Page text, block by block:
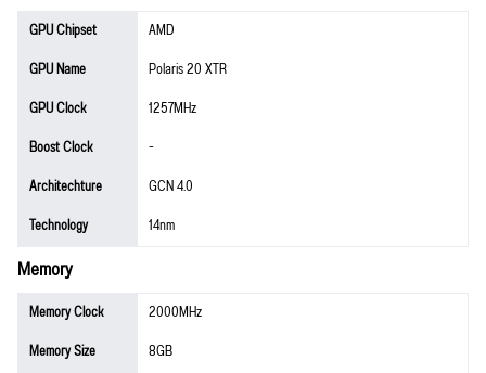
GPU Chipset
AMD
GPU Name
Polaris 20 XTR
GPU Clock
1257MHz
Boost Clock
-
Architechture
GCN 4.0
Technology
14nm
Memory
Memory Clock
2000MHz
Memory Size
8GB